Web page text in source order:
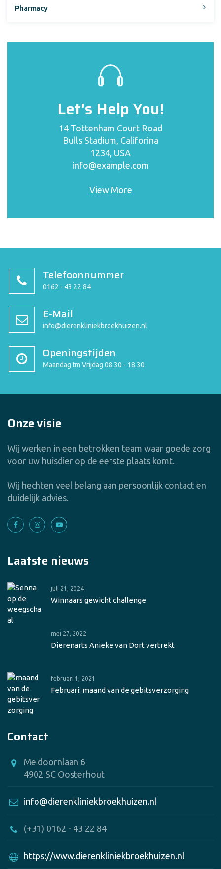
Pharmacy
Let's Help You!
14 Tottenham Court Road
Bulls Stadium, Califorina
1234, USA
info@example.com
View More
Telefoonnummer
0162 - 43 22 84
E-Mail
info@dierenkliniekbroekhuizen.nl
Openingstijden
Maandag tm Vrijdag 08.30 - 18.30
Onze visie
Wij werken in een betrokken team waar goede zorg
voor uw huisdier op de eerste plaats komt.
Wij hechten veel belang aan persoonlijk contact en
duidelijk advies.
Laatste nieuws
juli 21, 2024
Winnaars gewicht challenge
mei 27, 2022
Dierenarts Anieke van Dort vertrekt
februari 1, 2021
Februari: maand van de gebitsverzorging
Contact
Meidoornlaan 6
4902 SC Oosterhout
info@dierenkliniekbroekhuizen.nl
(+31) 0162 - 43 22 84
https://www.dierenkliniekbroekhuizen.nl